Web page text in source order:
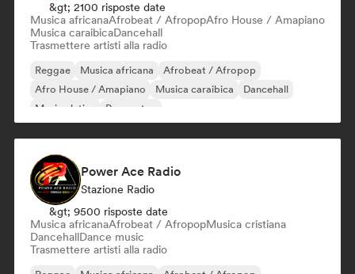
&gt; 2100 risposte date
Musica africanaAfrobeat / AfropopAfro House / Amapiano
Musica caraibicaDancehall
Trasmettere artisti alla radio
Reggae Musica africana
Afrobeat / Afropop
Afro House / Amapiano
Musica caraibica
Dancehall
Musica latina
Reggaeton
Power Ace Radio
Stazione Radio
&gt; 9500 risposte date
Musica africanaAfrobeat / AfropopMusica cristiana
DancehallDance music
Trasmettere artisti alla radio